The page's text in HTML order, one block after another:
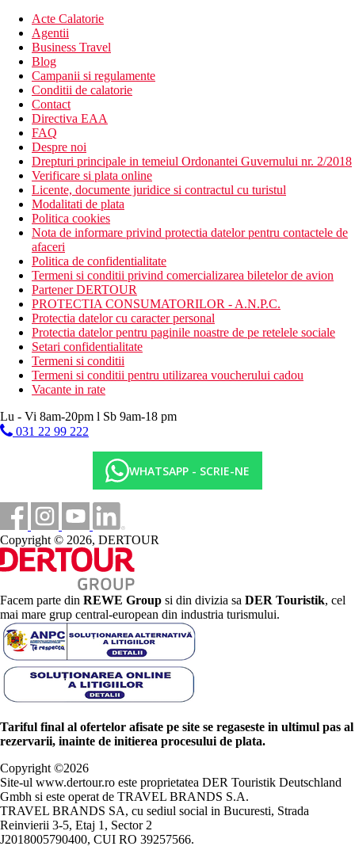
Acte Calatorie
Agentii
Business Travel
Blog
Campanii si regulamente
Conditii de calatorie
Contact
Directiva EAA
FAQ
Despre noi
Drepturi principale in temeiul Ordonantei Guvernului nr. 2/2018
Verificare si plata online
Licente, documente juridice si contractul cu turistul
Modalitati de plata
Politica cookies
Nota de informare privind protectia datelor pentru contactele de
afaceri
Politica de confidentialitate
Termeni si conditii privind comercializarea biletelor de avion
Partener DERTOUR
PROTECTIA CONSUMATORILOR - A.N.P.C.
Protectia datelor cu caracter personal
Protectia datelor pentru paginile noastre de pe retelele sociale
Setari confidentialitate
Termeni si conditii
Termeni si conditii pentru utilizarea voucherului cadou
Vacante in rate
Lu - Vi 8am-20pm l Sb 9am-18 pm
031 22 99 222
WHATSAPP - SCRIE-NE
Copyright © 2026, DERTOUR
Facem parte din REWE Group si din divizia sa DER Touristik, cel
mai mare grup central-european din industria turismului.
Tariful final al ofertelor afisate pe site se regaseste in ultimul pas al
rezervarii, inainte de initierea procesului de plata.
Copyright ©2026
Site-ul www.dertour.ro este proprietatea DER Touristik Deutschland
Gmbh si este operat de TRAVEL BRANDS S.A.
TRAVEL BRANDS SA, cu sediul social in Bucuresti, Strada
Reinvierii 3-5, Etaj 1, Sector 2
J2018005790400, CUI RO 39257566.